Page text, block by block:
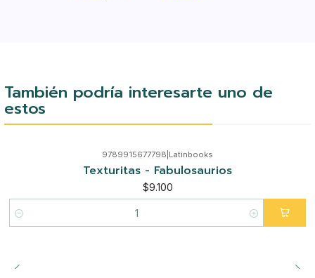
También podría interesarte uno de
estos
9789915677798 Latinbooks
Texturitas - Fabulosaurios
$9.100
Cantidad